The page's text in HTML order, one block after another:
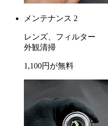
メンテナンス 2
レンズ、フィルター
外観清掃
1,100円が無料